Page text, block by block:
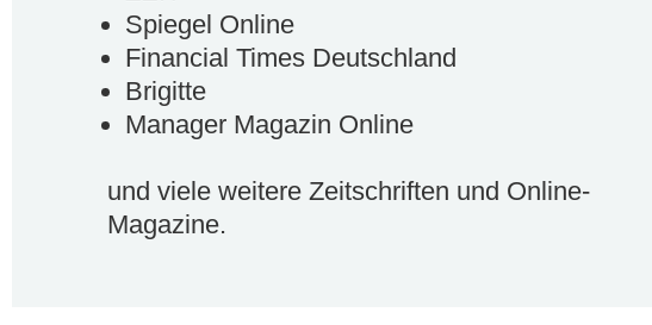
Spiegel Online
Financial Times Deutschland
Brigitte
Manager Magazin Online
und viele weitere Zeitschriften und Online-
Magazine.